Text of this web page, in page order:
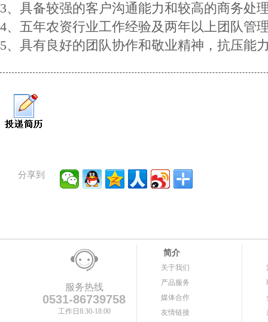
3、具备较强的客户沟通能力和较高的商务处
4、五年农资行业工作经验及两年以上团队管
5、具有良好的团队协作和敬业精神，抗压能
分享到
服务热线
0531-86739758
工作日8:30-18:00
简介
关于我们
产品服务
媒体合作
友情链接